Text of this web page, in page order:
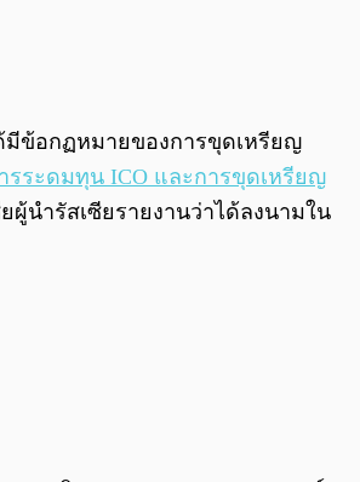
มีข้อกฏหมายของการขุดเหรียญ
รระดมทุน ICO และการขุดเหรียญ
นำรัสเซียรายงานว่าได้ลงนามใน